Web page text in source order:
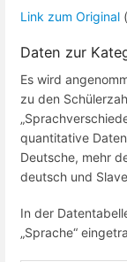
Link zum Original (
Daten zur
Es wird
zu den
quantitative
Deutsche, mehr
deutsch und
In der
„Sprache“